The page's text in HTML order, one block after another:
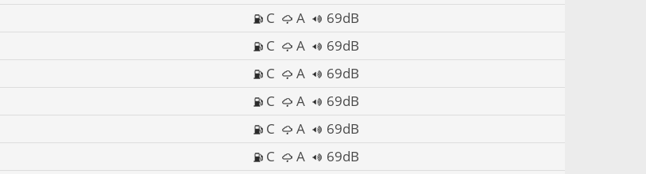
C A
69dB
C A
69dB
C A
69dB
C A
69dB
C A
69dB
C A
69dB